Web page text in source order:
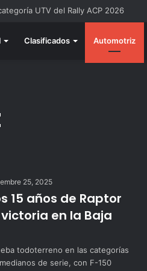
Clasificados Automotriz
25, 2025
15 años de Raptor
en la Baja
todoterreno en las categorías
de serie, con F-150